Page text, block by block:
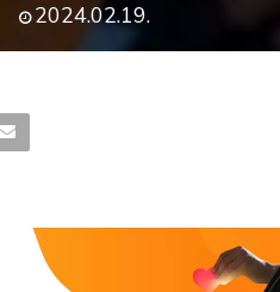
2024.02.19.